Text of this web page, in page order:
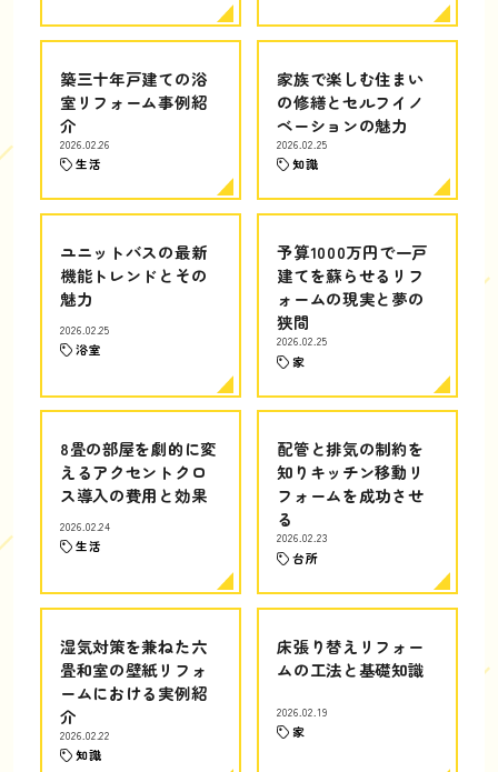
築三十年戸建ての浴
室リフォーム事例紹
介
2026.02.26
生活
家族で楽しむ住まい
の修繕とセルフイノ
ベーションの魅力
2026.02.25
知識
ユニットバスの最新
機能トレンドとその
魅力
2026.02.25
浴室
予算1000万円で一戸
建てを蘇らせるリフ
ォームの現実と夢の
狭間
2026.02.25
家
8畳の部屋を劇的に変
えるアクセントクロ
ス導入の費用と効果
2026.02.24
生活
配管と排気の制約を
知りキッチン移動リ
フォームを成功させ
る
2026.02.23
台所
湿気対策を兼ねた六
畳和室の壁紙リフォ
ームにおける実例紹
介
2026.02.22
知識
床張り替えリフォー
ムの工法と基礎知識
2026.02.19
家